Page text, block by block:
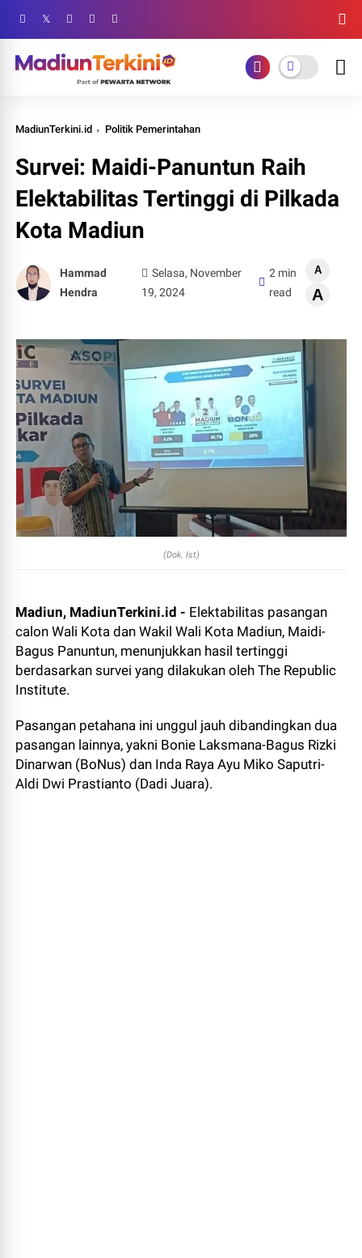
MadiunTerkini.id Politik Pemerintahan
Survei: Maidi-Panuntun Raih
Elektabilitas Tertinggi di Pilkada
Kota Madiun
Hammad
Hendra
Selasa, November
19, 2024
2 min
read
A
A
(Dok. Ist)
Madiun, MadiunTerkini.id - Elektabilitas pasangan
calon Wali Kota dan Wakil Wali Kota Madiun, Maidi-
Bagus Panuntun, menunjukkan hasil tertinggi
berdasarkan survei yang dilakukan oleh The Republic
Institute.
Pasangan petahana ini unggul jauh dibandingkan dua
pasangan lainnya, yakni Bonie Laksmana-Bagus Rizki
Dinarwan (BoNus) dan Inda Raya Ayu Miko Saputri-
Aldi Dwi Prastianto (Dadi Juara).